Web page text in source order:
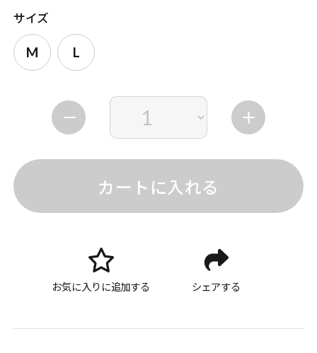
サイズ
M L
カートに入れる
お気に入りに追加する シェアする